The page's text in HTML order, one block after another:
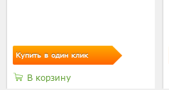
Купить в один клик
В корзину